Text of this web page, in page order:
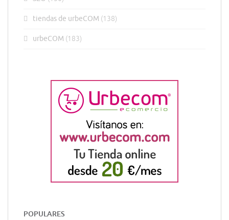
tiendas de urbeCOM (138)
urbeCOM (183)
POPULARES